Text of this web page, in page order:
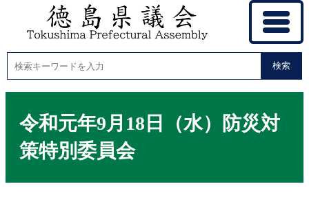
検索
令和元年9月18日（水）防災対
策特別委員会